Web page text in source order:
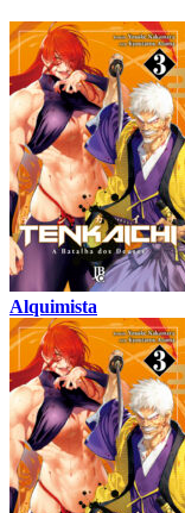
Alquimista